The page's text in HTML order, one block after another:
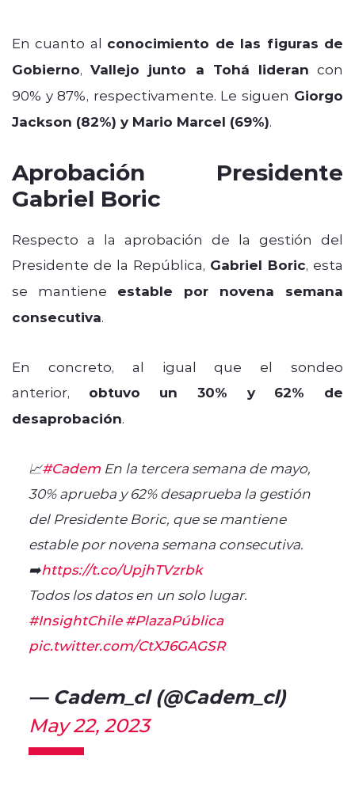
En cuanto al conocimiento de las figuras de
Gobierno, Vallejo junto a Tohá lideran con
90% y 87%, respectivamente. Le siguen Giorgo
Jackson (82%) y Mario Marcel (69%).
Aprobación Presidente
Gabriel Boric
Respecto a la aprobación de la gestión del
Presidente de la República, Gabriel Boric, esta
se mantiene
estable por novena semana
consecutiva.
En concreto, al igual que el sondeo
anterior,
obtuvo un 30% y 62% de
desaprobación.
📈#CademEn la tercera semana de mayo,
30% aprueba y 62% desaprueba la gestión
del Presidente Boric, que se mantiene
estable por novena semana consecutiva.
➡️https://t.co/UpjhTVzrbk
Todos los datos en un solo lugar.
#InsightChile #PlazaPública
pic.twitter.com/CtXJ6GAGSR
— Cadem_cl (@Cadem_cl)
May 22, 2023